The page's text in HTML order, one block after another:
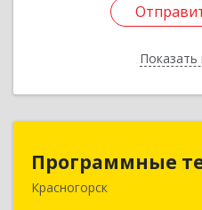
Показать
Программные
Красногорск
143408, Московская